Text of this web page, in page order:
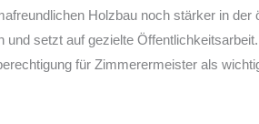
Holzbau noch stärker in der
und setzt auf gezielte
für Zimmerermeister als